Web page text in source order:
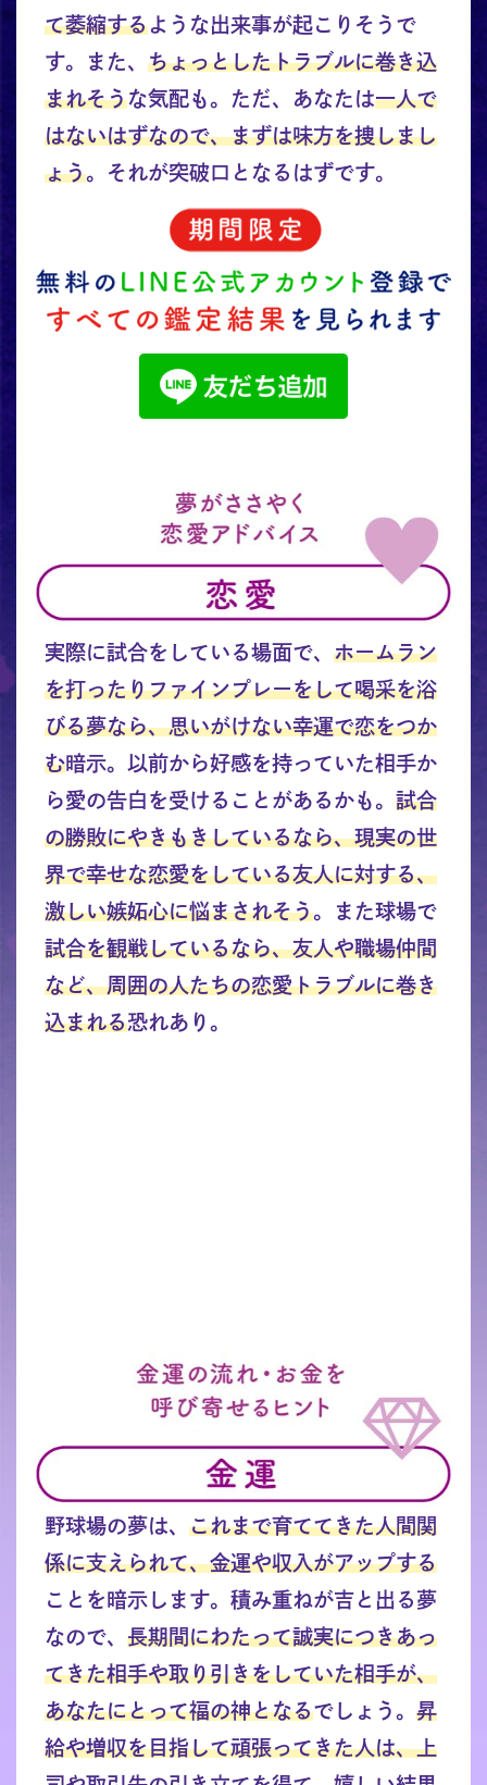
て萎縮するような出来事が起こりそうで
す。また、 ちょっとしたトラブルに巻き込
まれそうな気配も。ただ、あなたは一人で
はないはずなので、まずは味方を捜しまし
ょう。それが突破口となるはずです。
実際に試合をしている場面で、 ホームラン
を打ったりファインプレーをして喝采を浴
びる夢なら、思いがけない幸運で恋をつか
む暗示。以前から好感を持っていた相手か
ら愛の告白を受けることがあるかも。 試合
の勝敗にやきもきしているなら、現実の世
界で幸せな恋愛をしている友人に対する、
激しい嫉妬心に悩まされそう。また球場で
試合を観戦しているなら、友人や職場仲間
など、周囲の人たちの恋愛トラブルに巻き
込まれる恐れあり。
野球場の夢は、 これまで育ててきた人間関
係に支えられて、金運や収入がアップする
ことを暗示します。積み重ねが吉と出る夢
なので、 長期間にわたって誠実につきあっ
てきた相手や取り引きをしていた相手が、
あなたにとって福の神となるでしょう。 昇
給や増収を目指して頑張ってきた人は、上